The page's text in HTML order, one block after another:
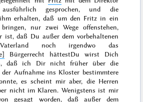
gesprochen, und die
erhalten, daß um den Fritz in ein
nur zwei Wege offenstehen,
ist, daß Du außer dem vorbehaltenen
noch irgendwo das
Bürgerrecht hättestDu wirst Dich
daß ich Dir nicht früher über die
Aufnahme ins Kloster bestimmtere
es scheint mir aber, die Herren
nicht im Klaren. Wenigstens ist mir
gesagt worden, daß außer dem